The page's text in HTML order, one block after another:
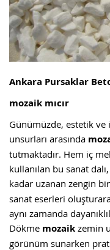
Ankara Pursaklar
mozaik mıcır
Günümüzde, estetik ve
unsurları arasında
tutmaktadır. Hem iç
kullanılan bu sanat
kadar uzanan zengin
sanat eserleri
aynı zamanda
Dökme mozaik zemin
görünüm sunarken